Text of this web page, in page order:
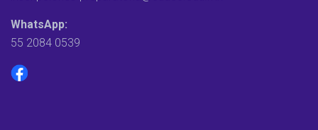
WhatsApp:
55 2084 0539